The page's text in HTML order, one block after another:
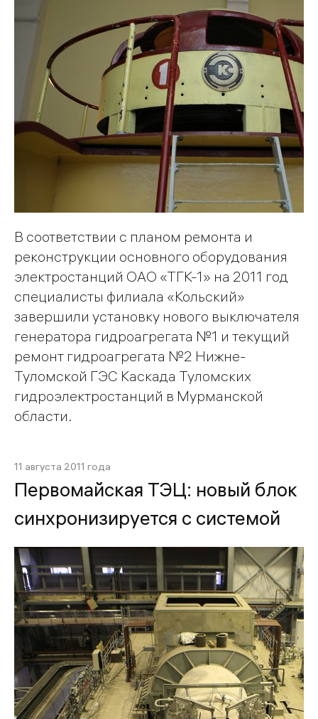
В соответствии с планом ремонта и
реконструкции основного оборудования
электростанций ОАО «ТГК-1» на 2011 год
специалисты филиала «Кольский»
завершили установку нового выключателя
генератора гидроагрегата №1 и текущий
ремонт гидроагрегата №2 Нижне-
Туломской ГЭС Каскада Туломских
гидроэлектростанций в Мурманской
области.
11 августа 2011 года
Первомайская ТЭЦ: новый блок
синхронизируется с системой